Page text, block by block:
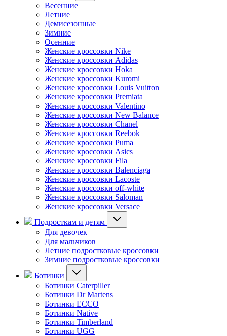
Весенние
Летние
Демисезонные
Зимние
Осенние
Женские кроссовки Nike
Женские кроссовки Adidas
Женские кроссовки Hoka
Женские кроссовки Kuromi
Женские кроссовки Louis Vuitton
Женские кроссовки Premiata
Женские кроссовки Valentino
Женские кроссовки New Balance
Женские кроссовки Chanel
Женские кроссовки Reebok
Женские кроссовки Puma
Женские кроссовки Asics
Женские кроссовки Fila
Женские кроссовки Balenciaga
Женские кроссовки Lacoste
Женские кроссовки off-white
Женские кроссовки Saloman
Женские кроссовки Versace
Подросткам и детям
Для девочек
Для мальчиков
Летние подростковые кроссовки
Зимние подростковые кроссовки
Ботинки
Ботинки Caterpiller
Ботинки Dr Martens
Ботинки ECCO
Ботинки Native
Ботинки Timberland
Ботинки UGG